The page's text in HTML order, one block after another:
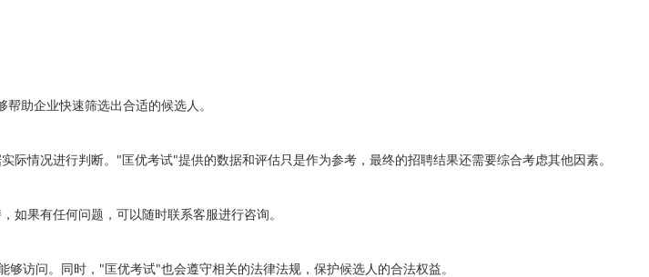
助企业快速筛选出合适的候选人。
情况进行判断。"匡优考试"提供的数据和评估只是作为参考，最终的招聘结果还需要综合考虑其他因素。
如果有任何问题，可以随时联系客服进行咨询。
访问。同时，"匡优考试"也会遵守相关的法律法规，保护候选人的合法权益。